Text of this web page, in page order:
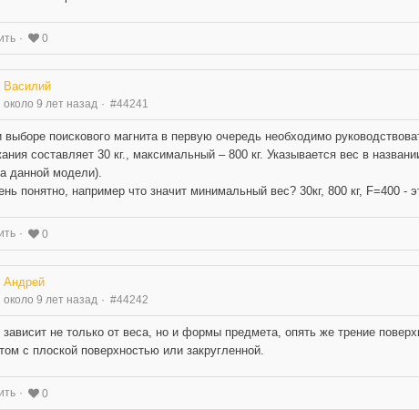
0
Василий
около 9 лет назад #44241
выборе поискового магнита в первую очередь необходимо
составляет 30 кг., максимальный – 800 кг. Указывается вес в
данной модели).
понятно, например что значит минимальный вес? 30кг, 800 кг, F=400 -
0
Андрей
около 9 лет назад #44242
зависит не только от веса, но и формы предмета, опять же трение
с плоской поверхностью или закругленной.
0